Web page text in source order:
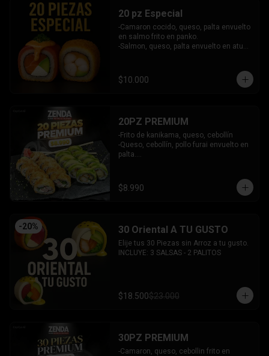
20 pz Especial
-Camaron cocido, queso, palta envuelto
en salmo frito en panko.
-Salmon, queso, palta envuelto en atun
$10.000
20PZ PREMIUM
-Frito de kanikama, queso, cebollín
-Queso, cebollín, pollo furai envuelto en
palta.
$8.990
-20% 30 Oriental A TU GUSTO
Elije tus 30 Piezas sin Arroz a tu gusto.
INCLUYE: 3 SALSAS - 2 PALITOS
$18.500$23.000
30PZ PREMIUM
-Camaron, queso, cebollin frito en